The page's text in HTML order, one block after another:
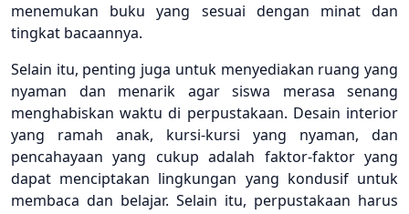
menemukan buku yang sesuai dengan minat dan
tingkat bacaannya.
Selain itu, penting juga untuk menyediakan ruang yang
nyaman dan menarik agar siswa merasa senang
menghabiskan waktu di perpustakaan. Desain interior
yang ramah anak, kursi-kursi yang nyaman, dan
pencahayaan yang cukup adalah faktor-faktor yang
dapat menciptakan lingkungan yang kondusif untuk
membaca dan belajar. Selain itu, perpustakaan harus